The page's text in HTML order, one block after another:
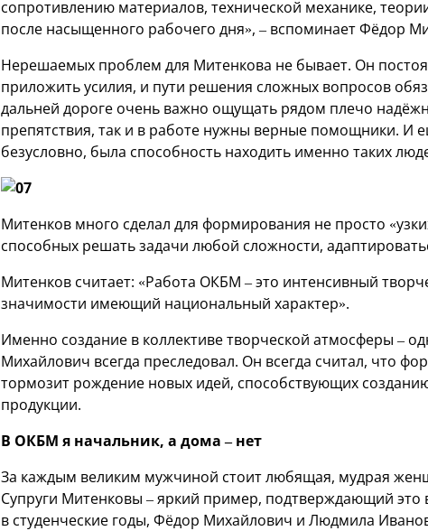
сопротивлению материалов, технической механике,
после насыщенного рабочего дня», – вспоминает Фёдор
Нерешаемых проблем для Митенкова не бывает. Он
приложить усилия, и пути решения сложных вопросов
дальней дороге очень важно ощущать рядом плечо
препятствия, так и в работе нужны верные помощники.
безусловно, была способность находить именно таких
Митенков много сделал для формирования не просто
способных решать задачи любой сложности,
Митенков считает: «Работа ОКБМ – это интенсивный
значимости имеющий национальный характер».
Именно создание в коллективе творческой атмосферы –
Михайлович всегда преследовал. Он всегда считал, что
тормозит рождение новых идей, способствующих
продукции.
В ОКБМ я начальник, а дома – нет
За каждым великим мужчиной стоит любящая, мудрая
Супруги Митенковы – яркий пример, подтверждающий
в студенческие годы, Фёдор Михайлович и Людмила